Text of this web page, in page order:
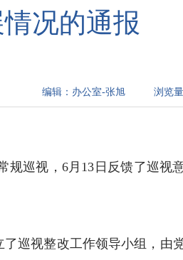
况的通报
浏览量
编辑： 办公室-张旭
巡视，6月13日反馈了巡视意
巡视整改工作领导小组，由